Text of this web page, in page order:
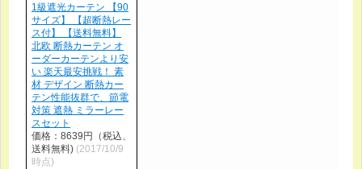
1級遮光カーテン 【90
サイズ】 【超断熱レー
ス付】 【送料無料】
北欧 断熱カーテン オ
ーダーカーテンより安
い 楽天最安挑戦！ 素
材 デザイン 断熱カー
テン性能抜群で、節電
対策 遮熱 ミラーレー
スセット
価格：8639円（税込、
送料無料) (2017/10/9
時点)